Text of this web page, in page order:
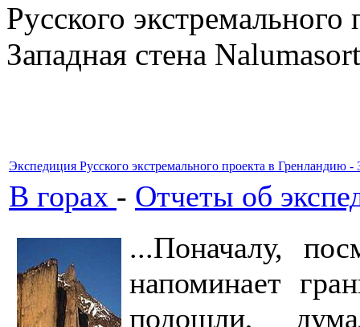
Русского
Западная стена
Экспедиция Русского экстремального проекта в Гренландию -
В горах - Отчеты об
...Поначалу,
напоминает
подошли,